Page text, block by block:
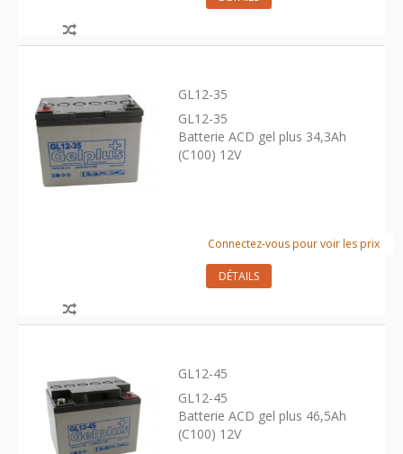
GL12-35
GL12-35
Batterie ACD gel plus 34,3Ah
(C100) 12V
Connectez-vous pour voir les prix
DÉTAILS
GL12-45
GL12-45
Batterie ACD gel plus 46,5Ah
(C100) 12V